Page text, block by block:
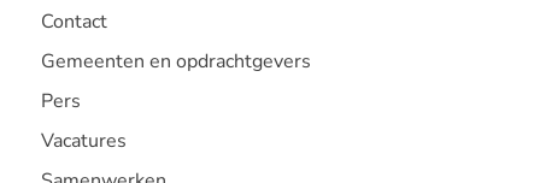
Contact
Gemeenten en opdrachtgevers
Pers
Vacatures